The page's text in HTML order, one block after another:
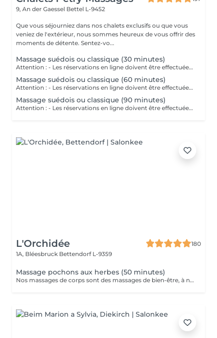
9, An der Gaessel Bettel L-9452
Que vous séjourniez dans nos chalets exclusifs ou que vous
veniez de l'extérieur, nous sommes heureux de vous offrir des
moments de détente. Sentez-vo...
Massage suédois ou classique (30 minutes)
Attention : - Les réservations en ligne doivent être effectuées au moins 24 heures à l'avance. - Si vous souhaitez réserver un massage à court terme (moins de 24 heures à l'avance), veuillez appeler le +49 173 390 20 62. - Si vous devez annuler le massage, nous vous demandons de le faire au moins 24 heures à l' l'avance, sinon nous devrons facturer 70 % du prix des massages. - Les employés et les horaires peuvent être adaptés si nécessaire, après consultation avec vous. Le massage suédois est une technique de massage dynamique qui vise à dissoudre les tensions et à raffermir les muscles et les articulations. Son effet tonifiant et relaxant favorise la circulation sanguine et lymphatique ainsi que l'élimination des toxines.
Massage suédois ou classique (60 minutes)
Attention : - Les réservations en ligne doivent être effectuées au moins 24 heures à l'avance. - Si vous souhaitez réserver un massage à court terme (moins de 24 heures à l'avance), veuillez appeler le +49 173 390 20 62. - Si vous devez annuler le massage, nous vous demandons de le faire au moins 24 heures à l'avance, sinon nous devrons facturer 70 % du prix des massages. - Les employés et les horaires peuvent être adaptés si nécessaire, après consultation avec vous. Le massage suédois est une technique de massage dynamique qui vise à dissoudre les tensions et à raffermir les muscles et les articulations. Son effet tonifiant et relaxant favorise la circulation sanguine et lymphatique ainsi que l'élimination des toxines.
Massage suédois ou classique (90 minutes)
Attention : - Les réservations en ligne doivent être effectuées au moins 24 heures à l'avance. - Si vous souhaitez réserver un massage à court terme (moins de 24 heures à l'avance), veuillez appeler le +49 173 390 20 62. - Si vous devez annuler le massage, nous vous demandons de le faire au moins 24 heures à l'avance, sinon nous devrons facturer 70 % du prix des massages. - Les employés et les horaires peuvent être adaptés si nécessaire, après consultation avec vous. Le massage suédois est une technique de massage dynamique qui vise à dissoudre les tensions et à raffermir les muscles et les articulations. Son effet tonifiant et relaxant favorise la circulation sanguine et lymphatique ainsi que l'élimination des toxines.
L'Orchidée
180
1A, Bléesbruck Bettendorf L-9359
Massage pochons aux herbes (50 minutes)
Nos massages de corps sont des massages de bien-être, à ne pas confondre avec les massages médicaux.